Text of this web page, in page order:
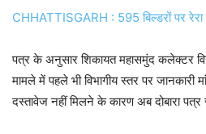
CHHATTISGARH : 595 बिल्डरों पर रेरा
पत्र के अनुसार शिकायत महासमुंद कलेक्टर
मामले में पहले भी विभागीय स्तर पर
दस्तावेज नहीं मिलने के कारण अब दोबारा पत्र